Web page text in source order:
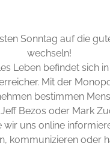
Sonntag auf die
wechseln!
Leben befindet sich
Mit der
bestimmen
Bezos oder Mark
wir uns online
kommunizieren oder